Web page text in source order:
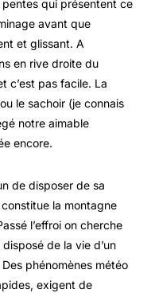
qui présentent ce
avant que
et glissant. A
en rive droite du
c’est pas facile. La
le sachoir (je connais
notre aimable
encore.
de disposer de sa
la montagne
l’effroi on cherche
de la vie d’un
phénomènes météo
exigent de